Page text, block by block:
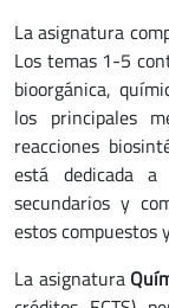
La asignatura
Los temas 1-5
bioorgánica,
los principales
reacciones
está dedicada
secundarios y
estos compuestos
La asignatura